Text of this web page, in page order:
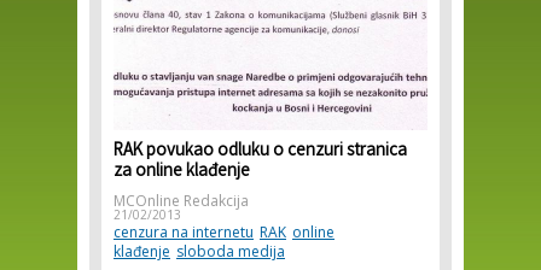
RAK povukao odluku o cenzuri stranica
za online klađenje
MCOnline Redakcija
21/02/2013
cenzura na internetu RAK online
klađenje sloboda medija